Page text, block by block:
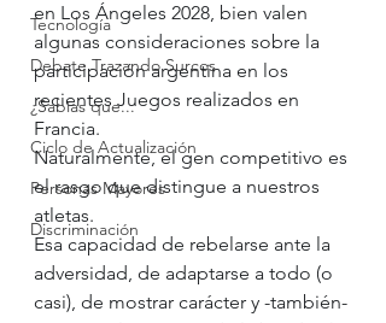
Tecnología
Debate Trazando Surcos
¿Sabías que...
Ciclo de Actualización
Personas Mayores
Discriminación
en Los Ángeles 2028, bien valen
algunas consideraciones sobre la
participación argentina en los
recientes Juegos realizados en
Francia.
Naturalmente, el gen competitivo es
el rasgo que distingue a nuestros
atletas.
Esa capacidad de rebelarse ante la
adversidad, de adaptarse a todo (o
casi), de mostrar carácter y -también-